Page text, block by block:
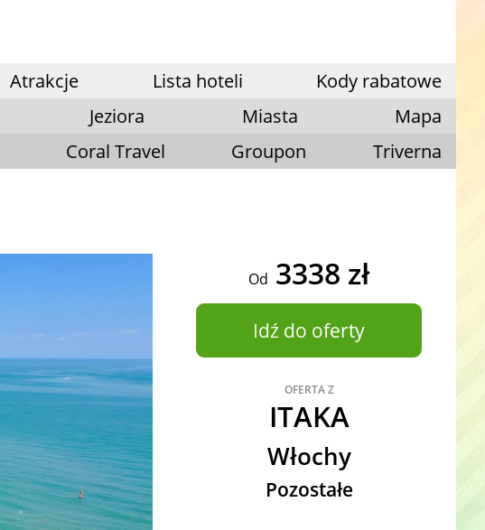
Atrakcje Lista hoteli
Kody rabatowe
Jeziora Miasta
Mapa
Coral Travel Groupon Triverna
Od 3338 zł
Idź do oferty
OFERTA Z
ITAKA
Włochy
Pozostałe